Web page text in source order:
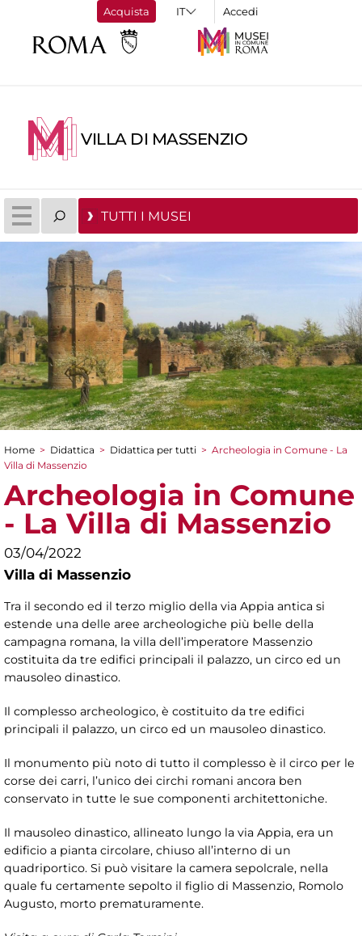
Acquista Accedi
VILLA DI MASSENZIO
TUTTI I MUSEI
Tu sei qui
Home > Didattica > Didattica per tutti > Archeologia in Comune - La
Villa di Massenzio
Archeologia in Comune
- La Villa di Massenzio
03/04/2022
Villa di Massenzio
Tra il secondo ed il terzo miglio della via Appia antica si
estende una delle aree archeologiche più belle della
campagna romana, la villa dell’imperatore Massenzio
costituita da tre edifici principali il palazzo, un circo ed un
mausoleo dinastico.
Il complesso archeologico, è costituito da tre edifici
principali il palazzo, un circo ed un mausoleo dinastico.
Il monumento più noto di tutto il complesso è il circo per le
corse dei carri, l’unico dei circhi romani ancora ben
conservato in tutte le sue componenti architettoniche.
Il mausoleo dinastico, allineato lungo la via Appia, era un
edificio a pianta circolare, chiuso all’interno di un
quadriportico. Si può visitare la camera sepolcrale, nella
quale fu certamente sepolto il figlio di Massenzio, Romolo
Augusto, morto prematuramente.